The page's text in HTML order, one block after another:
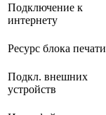
Подключение к
интернету
Ресурс блока печати
Подкл. внешних
устройств